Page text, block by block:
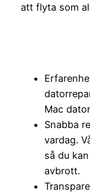
att flyta som
Mac
Snabba
vardag.
så du
avbrott.